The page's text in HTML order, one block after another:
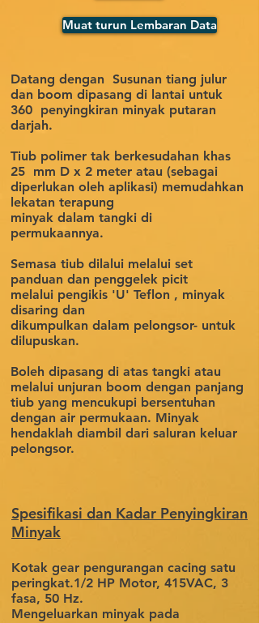
Muat turun Lembaran Data
Datang dengan Susunan tiang julur
dan boom dipasang di lantai untuk
360 penyingkiran minyak putaran
darjah.
Tiub polimer tak berkesudahan khas
25 mm D x 2 meter atau (sebagai
diperlukan oleh aplikasi) memudahkan
lekatan terapung
minyak dalam tangki di
permukaannya.
Semasa tiub dilalui melalui set
panduan dan penggelek picit
melalui pengikis 'U' Teflon , minyak
disaring dan
dikumpulkan dalam pelongsor- untuk
dilupuskan.
Boleh dipasang di atas tangki atau
melalui unjuran boom dengan panjang
tiub yang mencukupi bersentuhan
dengan air permukaan. Minyak
hendaklah diambil dari saluran keluar
pelongsor.
Spesifikasi dan Kadar Penyingkiran
Minyak
Kotak gear pengurangan cacing satu
peringkat.1/2 HP Motor, 415VAC, 3
fasa, 50 Hz.
Mengeluarkan minyak pada